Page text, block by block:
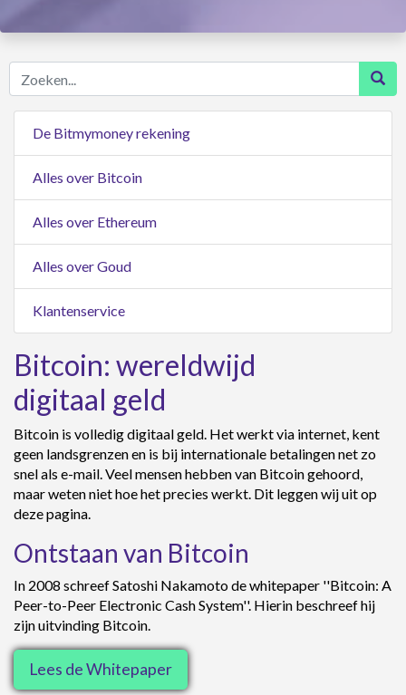
Zoeken...
De Bitmymoney rekening
Alles over Bitcoin
Alles over Ethereum
Alles over Goud
Klantenservice
Bitcoin: wereldwijd
digitaal geld
Bitcoin is volledig digitaal geld. Het werkt via internet, kent
geen landsgrenzen en is bij internationale betalingen net zo
snel als e-mail. Veel mensen hebben van Bitcoin gehoord,
maar weten niet hoe het precies werkt. Dit leggen wij uit op
deze pagina.
Ontstaan van Bitcoin
In 2008 schreef Satoshi Nakamoto de whitepaper ''Bitcoin: A
Peer-to-Peer Electronic Cash System''. Hierin beschreef hij
zijn uitvinding Bitcoin.
Lees de Whitepaper